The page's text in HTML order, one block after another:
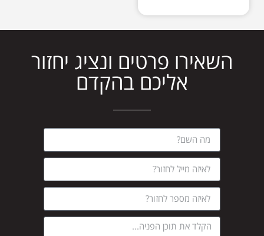
השאירו פרטים ונציג יחזור
אליכם בהקדם